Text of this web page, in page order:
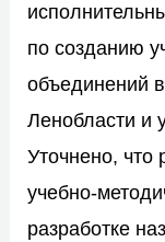
по созданию
объединений
Ленобласти и
Уточнено, что
учебно-
разработке